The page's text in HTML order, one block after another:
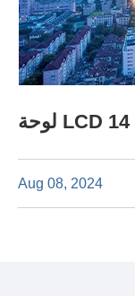
Aug 08, 2024